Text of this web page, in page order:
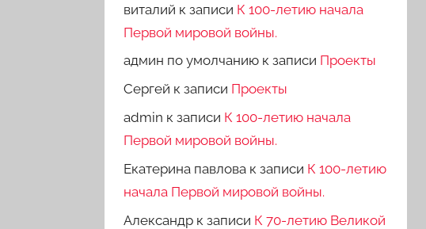
виталий к записи К 100-летию начала
Первой мировой войны.
админ по умолчанию к записи Проекты
Сергей к записи Проекты
admin к записи К 100-летию начала
Первой мировой войны.
Екатерина павлова к записи К 100-летию
начала Первой мировой войны.
Александр к записи К 70-летию Великой